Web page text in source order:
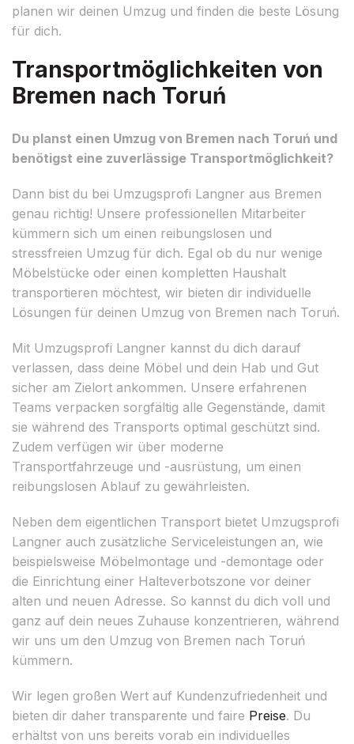
planen wir deinen Umzug und finden die beste Lösung
für dich.
Transportmöglichkeiten von
Bremen nach Toruń
Du planst einen Umzug von Bremen nach Toruń und
benötigst eine zuverlässige Transportmöglichkeit?
Dann bist du bei Umzugsprofi Langner aus Bremen
genau richtig! Unsere professionellen Mitarbeiter
kümmern sich um einen reibungslosen und
stressfreien Umzug für dich. Egal ob du nur wenige
Möbelstücke oder einen kompletten Haushalt
transportieren möchtest, wir bieten dir individuelle
Lösungen für deinen Umzug von Bremen nach Toruń.
Mit Umzugsprofi Langner kannst du dich darauf
verlassen, dass deine Möbel und dein Hab und Gut
sicher am Zielort ankommen. Unsere erfahrenen
Teams verpacken sorgfältig alle Gegenstände, damit
sie während des Transports optimal geschützt sind.
Zudem verfügen wir über moderne
Transportfahrzeuge und -ausrüstung, um einen
reibungslosen Ablauf zu gewährleisten.
Neben dem eigentlichen Transport bietet Umzugsprofi
Langner auch zusätzliche Serviceleistungen an, wie
beispielsweise Möbelmontage und -demontage oder
die Einrichtung einer Halteverbotszone vor deiner
alten und neuen Adresse. So kannst du dich voll und
ganz auf dein neues Zuhause konzentrieren, während
wir uns um den Umzug von Bremen nach Toruń
kümmern.
Wir legen großen Wert auf Kundenzufriedenheit und
bieten dir daher transparente und faire Preise. Du
erhältst von uns bereits vorab ein individuelles